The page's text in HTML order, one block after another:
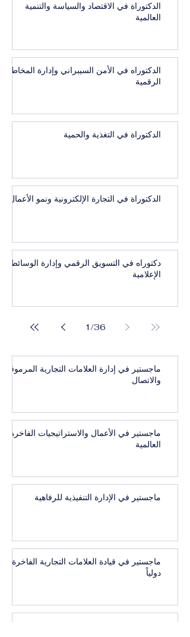
الدكتوراة في الاقتصاد والسياسة والتنمية
العالمية
الدكتوراه في الأمن السيبراني وإدارة المخاطر
الرقمية
الدكتوراة في التغذية والحمية
الدكتوراة في التجارة الإلكترونية ونمو الأعمال
دكتوراه في التسويق الرقمي وإدارة الوسائط
الإعلامية
1 /36
ماجستير في إدارة العلامات التجارية المرموقة
والاتصال
ماجستير في الأعمال والاستراتيجيات الفاخرة
العالمية
ماجستير في الإدارة التنفيذية للرفاهية
ماجستير في قيادة العلامات التجارية الفاخرة
دولياً